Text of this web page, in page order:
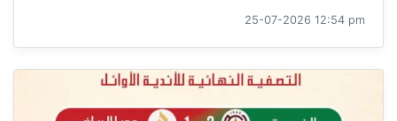
25-07-2026 12:54 pm